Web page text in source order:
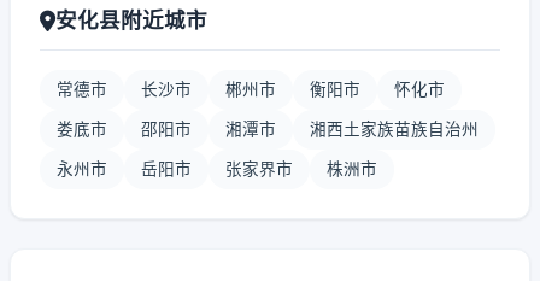
安化县附近城市
常德市 长沙市 郴州市 衡阳市 怀化市
娄底市 邵阳市 湘潭市 湘西土家族苗族自治州
永州市 岳阳市 张家界市 株洲市